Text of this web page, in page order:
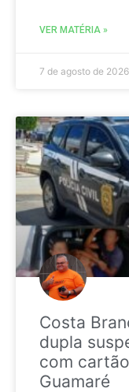
VER MATÉRIA »
7 de agosto de 2026
Costa
dupla
com
Guamaré